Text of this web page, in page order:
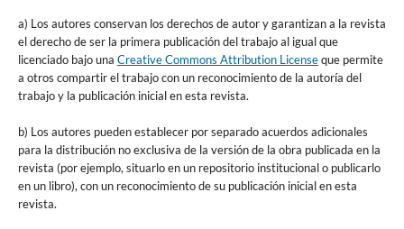
a) Los autores conservan los derechos de autor y garantizan a la revista
el derecho de ser la primera publicación del trabajo al igual que
licenciado bajo una Creative Commons Attribution Licenseque permite
a otros compartir el trabajo con un reconocimiento de la autoría del
trabajo y la publicación inicial en esta revista.
b) Los autores pueden establecer por separado acuerdos adicionales
para la distribución no exclusiva de la versión de la obra publicada en la
revista (por ejemplo, situarlo en un repositorio institucional o publicarlo
en un libro), con un reconocimiento de su publicación inicial en esta
revista.